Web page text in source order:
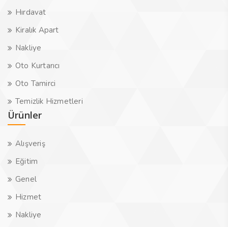
Hırdavat
Kiralık Apart
Nakliye
Oto Kurtarıcı
Oto Tamirci
Temizlik Hizmetleri
Ürünler
Alışveriş
Eğitim
Genel
Hizmet
Nakliye